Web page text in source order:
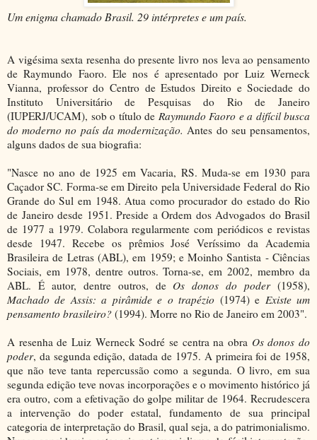
Um enigma chamado Brasil. 29 intérpretes e um país.
A vigésima sexta resenha do presente livro nos leva ao pensamento
de Raymundo Faoro. Ele nos é apresentado por Luiz Werneck
Vianna, professor do Centro de Estudos Direito e Sociedade do
Instituto Universitário de Pesquisas do Rio de Janeiro
(IUPERJ/UCAM), sob o título de Raymundo Faoro e a difícil busca
do moderno no país da modernização. Antes do seu pensamentos,
alguns dados de sua biografia:
"Nasce no ano de 1925 em Vacaria, RS. Muda-se em 1930 para
Caçador SC. Forma-se em Direito pela Universidade Federal do Rio
Grande do Sul em 1948. Atua como procurador do estado do Rio
de Janeiro desde 1951. Preside a Ordem dos Advogados do Brasil
de 1977 a 1979. Colabora regularmente com periódicos e revistas
desde 1947. Recebe os prêmios José Veríssimo da Academia
Brasileira de Letras (ABL), em 1959; e Moinho Santista - Ciências
Sociais, em 1978, dentre outros. Torna-se, em 2002, membro da
ABL. É autor, dentre outros, de Os donos do poder(1958),
Machado de Assis: a pirâmide e o trapézio (1974) e Existe um
pensamento brasileiro? (1994). Morre no Rio de Janeiro em 2003".
A resenha de Luiz Werneck Sodré se centra na obra Os donos do
poder, da segunda edição, datada de 1975. A primeira foi de 1958,
que não teve tanta repercussão como a segunda. O livro, em sua
segunda edição teve novas incorporações e o movimento histórico já
era outro, com a efetivação do golpe militar de 1964. Recrudescera
a intervenção do poder estatal, fundamento de sua principal
categoria de interpretação do Brasil, qual seja, a do patrimonialismo.